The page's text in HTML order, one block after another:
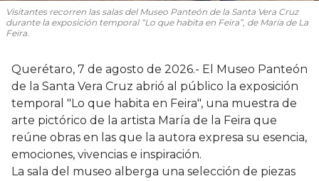
Visitantes recorren las salas del Museo Panteón de la Santa Vera Cruz
durante la exposición temporal “Lo que habita en Feira”, de María de La
Feira.
Querétaro, 7 de agosto de 2026.- El Museo Panteón
de la Santa Vera Cruz abrió al público la exposición
temporal "Lo que habita en Feira", una muestra de
arte pictórico de la artista María de la Feira que
reúne obras en las que la autora expresa su esencia,
emociones, vivencias e inspiración.
La sala del museo alberga una selección de piezas